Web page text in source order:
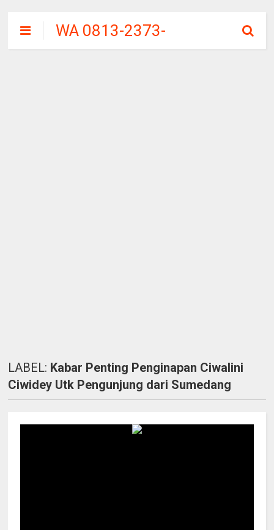
WA 0813-2373-
9973 | WALINI
LABEL: Kabar Penting Penginapan Ciwalini
Ciwidey Utk Pengunjung dari Sumedang